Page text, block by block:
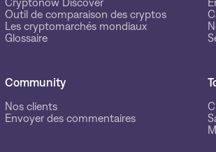
Outil de comparaison des cryptos
Les cryptomarchés mondiaux
Glossaire
Community
Nos clients
Envoyer des commentaires